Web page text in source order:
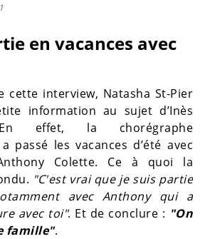
en vacances avec
cette interview, Natasha St-Pier
information au sujet d’Inès
En effet, la chorégraphe
passé les vacances d’été avec
Colette. Ce à quoi la
"C'est vrai que je suis partie
avec Anthony qui a
avec toi". Et de conclure : "On
famille".